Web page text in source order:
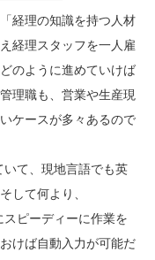
経理の知識を持つ人材
経理スタッフを一人雇
のように進めていけば
理職も、営業や生産現
ケースが多々あるので
て、現地言語でも英
して何より、
ピーディーに作業を
けば自動入力が可能だ